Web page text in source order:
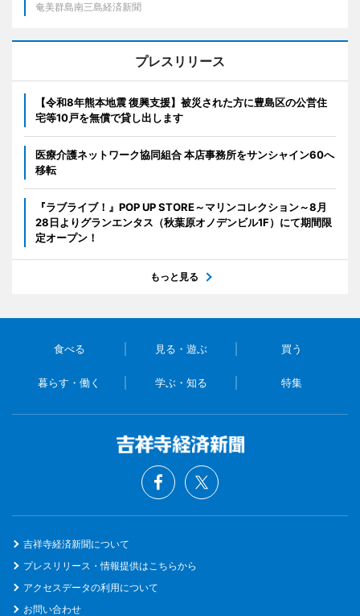
奄美群島南三島経済新聞
プレスリリース
【令和8年熊本地震 復興支援】被災された方に豊島区の公営住
宅等10戸を無償で貸し出します
医療介護ネットワーク協同組合 本店事務所をサンシャイン60へ
移転
『ラブライブ！』POP UP STORE～マリンコレクション～8月
28日よりグランエンタス（秋葉原オノデンビル1F）にて期間限
定オープン！
もっと見る
食べる 見る・遊ぶ 買う
暮らす・働く 学ぶ・知る 特集
吉祥寺経済新聞について
プレスリリース・情報提供はこちらから
アクセスデータの利用について
お問い合わせ